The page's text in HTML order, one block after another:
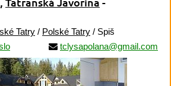
Tatry / Polské Tatry / Spiš
tclysapolana@gmail.com